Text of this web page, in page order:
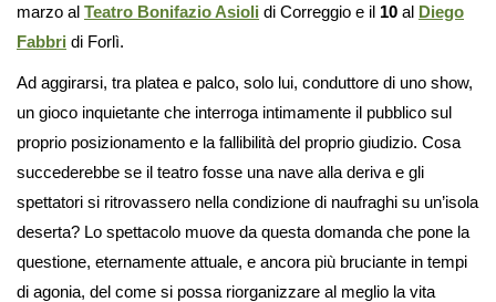
marzo al Teatro Bonifazio Asioli di Correggio e il 10 al Diego
Fabbri di Forlì.
Ad aggirarsi, tra platea e palco, solo lui, conduttore di uno show,
un gioco inquietante che interroga intimamente il pubblico sul
proprio posizionamento e la fallibilità del proprio giudizio. Cosa
succederebbe se il teatro fosse una nave alla deriva e gli
spettatori si ritrovassero nella condizione di naufraghi su un’isola
deserta? Lo spettacolo muove da questa domanda che pone la
questione, eternamente attuale, e ancora più bruciante in tempi
di agonia, del come si possa riorganizzare al meglio la vita